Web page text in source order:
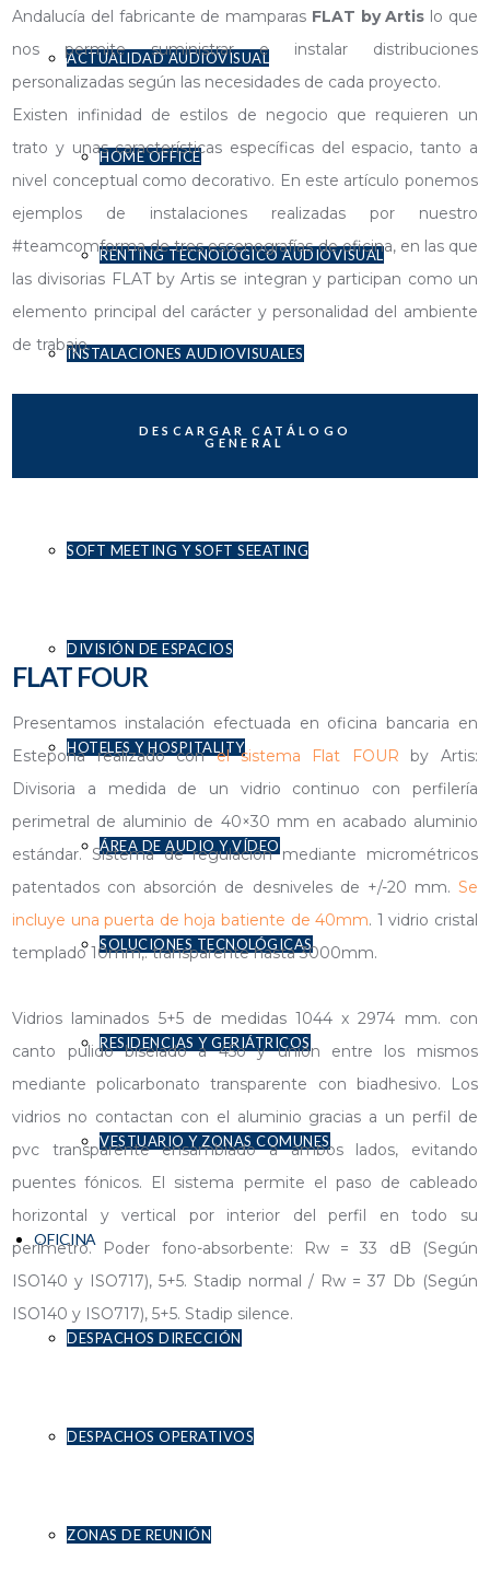
ACTUALIDAD AUDIOVISUAL
HOME OFFICE
RENTING TECNOLÓGICO AUDIOVISUAL
INSTALACIONES AUDIOVISUALES
SOFT MEETING Y SOFT SEEATING
DIVISIÓN DE ESPACIOS
HOTELES Y HOSPITALITY
ÁREA DE AUDIO Y VÍDEO
SOLUCIONES TECNOLÓGICAS
RESIDENCIAS Y GERIÁTRICOS
VESTUARIO Y ZONAS COMUNES
OFICINA
DESPACHOS DIRECCIÓN
DESPACHOS OPERATIVOS
ZONAS DE REUNIÓN
Andalucía del fabricante de mamparas FLAT by Artis lo que
nos permite suministrar e instalar distribuciones
personalizadas según las necesidades de cada proyecto.
Existen infinidad de estilos de negocio que requieren un
trato y unas características específicas del espacio, tanto a
nivel conceptual como decorativo. En este artículo ponemos
ejemplos de instalaciones realizadas por nuestro
#teamcomforma de tres escenografías de oficina, en las que
las divisorias FLAT by Artis se integran y participan como un
elemento principal del carácter y personalidad del ambiente
de trabajo.
DESCARGAR CATÁLOGO
GENERAL
FLAT FOUR
Presentamos instalación efectuada en oficina bancaria en
Estepona realizado conel sistema Flat FOUR by Artis:
Divisoria a medida de un vidrio continuo con perfilería
perimetral de aluminio de 40×30 mm en acabado aluminio
estándar. Sistema de regulación mediante micrométricos
patentados con absorción de desniveles de +/-20 mm. Se
incluye una puerta de hoja batiente de 40mm. 1 vidrio cristal
templado 10mm,. transparente hasta 3000mm.
Vidrios laminados 5+5 de medidas 1044 x 2974 mm. con
canto pulido biselado a 45o y unión entre los mismos
mediante policarbonato transparente con biadhesivo. Los
vidrios no contactan con el aluminio gracias a un perfil de
pvc transparente ensamblado a ambos lados, evitando
puentes fónicos. El sistema permite el paso de cableado
horizontal y vertical por interior del perfil en todo su
perímetro. Poder fono-absorbente: Rw = 33 dB (Según
ISO140 y ISO717), 5+5. Stadip normal / Rw = 37 Db (Según
ISO140 y ISO717), 5+5. Stadip silence.